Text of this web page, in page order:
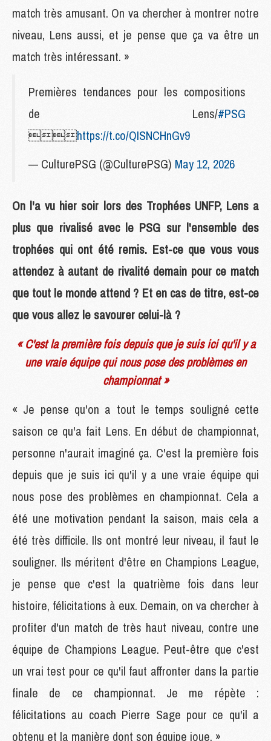
match très amusant. On va chercher à montrer notre
niveau, Lens aussi, et je pense que ça va être un
match très intéressant. »
Premières tendances pour les compositions
de Lens/#PSG
https://t.co/QISNCHnGv9
— CulturePSG (@CulturePSG) May 12, 2026
On l'a vu hier soir lors des Trophées UNFP, Lens a
plus que rivalisé avec le PSG sur l'ensemble des
trophées qui ont été remis. Est-ce que vous vous
attendez à autant de rivalité demain pour ce match
que tout le monde attend ? Et en cas de titre, est-ce
que vous allez le savourer celui-là ?
« C'est la première fois depuis que je suis ici qu'il y a
une vraie équipe qui nous pose des problèmes en
championnat »
« Je pense qu'on a tout le temps souligné cette
saison ce qu'a fait Lens. En début de championnat,
personne n'aurait imaginé ça. C'est la première fois
depuis que je suis ici qu'il y a une vraie équipe qui
nous pose des problèmes en championnat. Cela a
été une motivation pendant la saison, mais cela a
été très difficile. Ils ont montré leur niveau, il faut le
souligner. Ils méritent d'être en Champions League,
je pense que c'est la quatrième fois dans leur
histoire, félicitations à eux. Demain, on va chercher à
profiter d'un match de très haut niveau, contre une
équipe de Champions League. Peut-être que c'est
un vrai test pour ce qu'il faut affronter dans la partie
finale de ce championnat. Je me répète :
félicitations au coach Pierre Sage pour ce qu'il a
obtenu et la manière dont son équipe joue. »